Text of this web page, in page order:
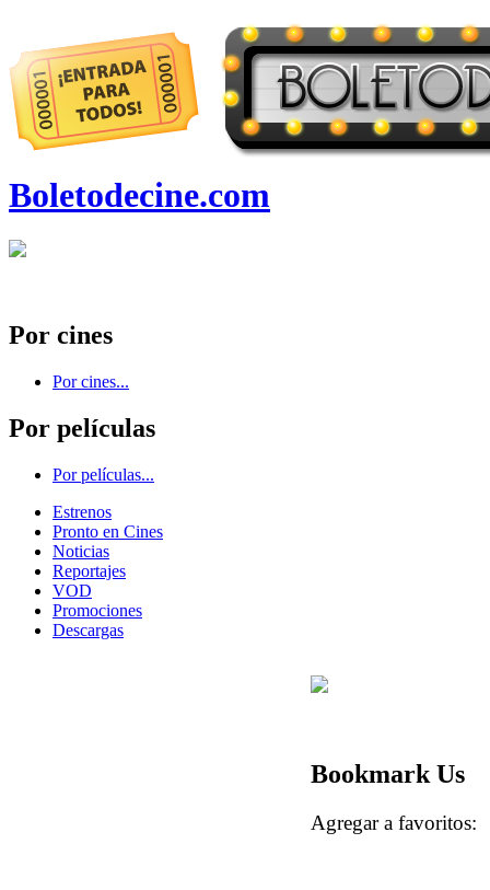
Boletodecine.com
Por cines
Por cines...
Por películas
Por películas...
Estrenos
Pronto en Cines
Noticias
Reportajes
VOD
Promociones
Descargas
Bookmark Us
Agregar a